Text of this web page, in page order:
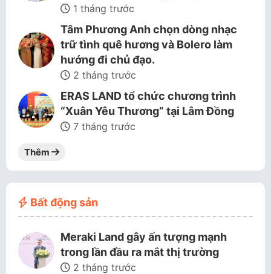
1 tháng trước
Tâm Phương Anh chọn dòng nhạc
trữ tình quê hương và Bolero làm
hướng đi chủ đạo.
2 tháng trước
ERAS LAND tổ chức chương trình
“Xuân Yêu Thương” tại Lâm Đồng
7 tháng trước
Thêm
Bất động sản
Meraki Land gây ấn tượng mạnh
trong lần đầu ra mắt thị trường
2 tháng trước